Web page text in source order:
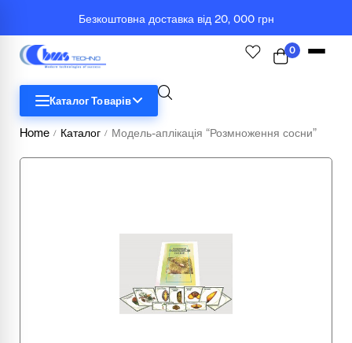
Безкоштовна доставка від 20, 000 грн
0
Каталог Товарів
Комп'ютерна техніка
Меблі
Home / Каталог / Модель-аплікація “Розмноження сосни”